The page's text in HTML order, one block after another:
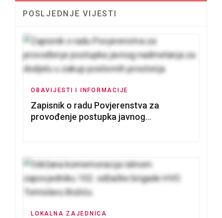
POSLJEDNJE VIJESTI
OBAVIJESTI I INFORMACIJE
Zapisnik o radu Povjerenstva za
provođenje postupka javnog
LOKALNA ZAJEDNICA